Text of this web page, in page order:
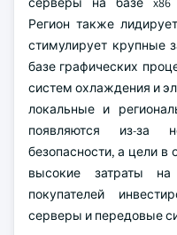
Регион также
стимулирует крупные
базе графических
систем охлаждения и
локальные и
появляются из-за
безопасности, а цели в
высокие затраты на
покупателей
серверы и передовые